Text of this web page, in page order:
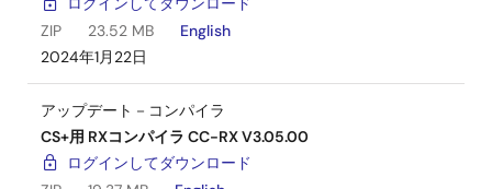
ZIP
23.52 MB
English
2024年1月22日
アップデート－コンパイラ
CS+用 RXコンパイラ CC-RX V3.05.00
ログインしてダウンロード